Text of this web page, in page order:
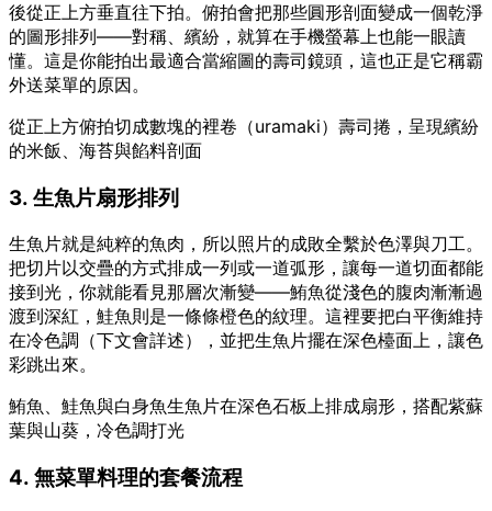
後從正上方垂直往下拍。俯拍會把那些圓形剖面變成一個乾淨
的圖形排列——對稱、繽紛，就算在手機螢幕上也能一眼讀
懂。這是你能拍出最適合當縮圖的壽司鏡頭，這也正是它稱霸
外送菜單的原因。
從正上方俯拍切成數塊的裡卷（uramaki）壽司捲，呈現繽紛
的米飯、海苔與餡料剖面
3. 生魚片扇形排列
生魚片就是純粹的魚肉，所以照片的成敗全繫於色澤與刀工。
把切片以交疊的方式排成一列或一道弧形，讓每一道切面都能
接到光，你就能看見那層次漸變——鮪魚從淺色的腹肉漸漸過
渡到深紅，鮭魚則是一條條橙色的紋理。這裡要把白平衡維持
在冷色調（下文會詳述），並把生魚片擺在深色檯面上，讓色
彩跳出來。
鮪魚、鮭魚與白身魚生魚片在深色石板上排成扇形，搭配紫蘇
葉與山葵，冷色調打光
4. 無菜單料理的套餐流程